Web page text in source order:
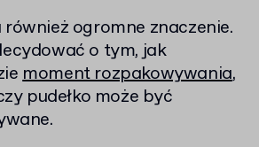
ogromne znaczenie.
o tym, jak
moment rozpakowywania,
pudełko może być